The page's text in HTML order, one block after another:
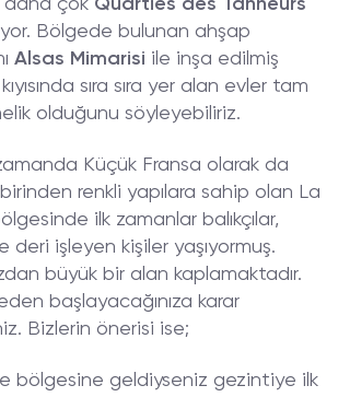
daha çok Quarties des Tanneurs
Bölgede bulunan ahşap
Alsas Mimarisi ile inşa edilmiş
sıra sıra yer alan evler tam
olduğunu söyleyebiliriz.
Küçük Fransa olarak da
renkli yapılara sahip olan La
ilk zamanlar balıkçılar,
deri işleyen kişiler yaşıyormuş.
büyük bir alan kaplamaktadır.
başlayacağınıza karar
Bizlerin önerisi ise;
bölgesine geldiyseniz gezintiye ilk